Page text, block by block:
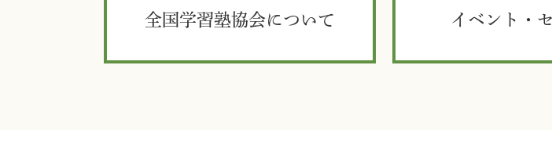
全国学習塾協会について イベント・